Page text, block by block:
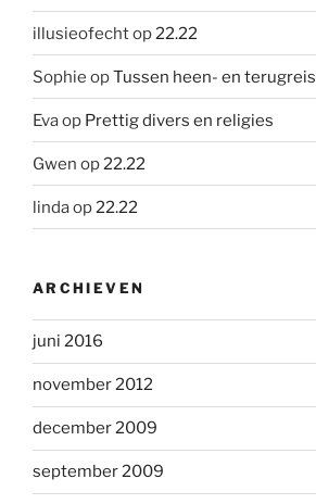
illusieofechtop 22.22
Sophie opTussen heen- en terugreis
Evaop Prettig divers en religies
Gwen op 22.22
lindaop 22.22
ARCHIEVEN
juni 2016
november 2012
december 2009
september 2009